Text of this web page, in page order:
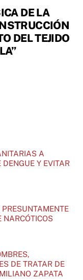
DE LA
DEL TEJIDO
A
Y EVITAR
DE TRATAR DE
ZAPATA